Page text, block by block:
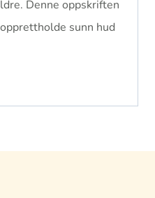
Denne oppskriften
sunn hud